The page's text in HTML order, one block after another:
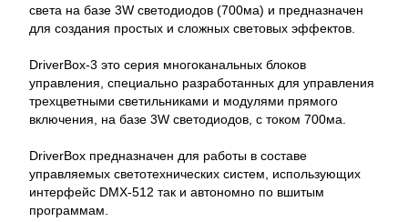
света на базе 3W светодиодов (700ма) и предназначен
для создания простых и сложных световых эффектов.
DriverBox-3 это серия многоканальных блоков
управления, специально разработанных для управления
трехцветными светильниками и модулями прямого
включения, на базе 3W светодиодов, с током 700ма.
DriverBox предназначен для работы в составе
управляемых светотехнических систем, использующих
интерфейс DMX-512 так и автономно по вшитым
программам.